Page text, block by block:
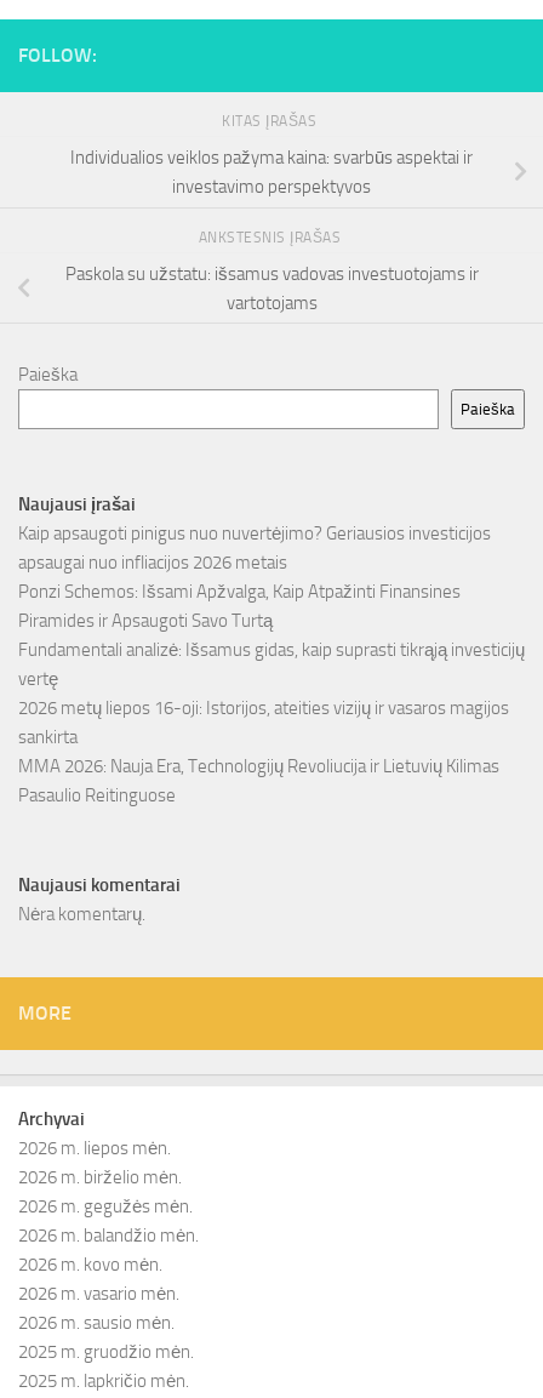
FOLLOW:
KITAS ĮRAŠAS
Individualios veiklos pažyma kaina: svarbūs aspektai ir
investavimo perspektyvos
ANKSTESNIS ĮRAŠAS
Paskola su užstatu: išsamus vadovas investuotojams ir
vartotojams
Paieška
Paieška
Naujausi įrašai
Kaip apsaugoti pinigus nuo nuvertėjimo? Geriausios investicijos
apsaugai nuo infliacijos 2026 metais
Ponzi Schemos: Išsami Apžvalga, Kaip Atpažinti Finansines
Piramides ir Apsaugoti Savo Turtą
Fundamentali analizė: Išsamus gidas, kaip suprasti tikrąją investicijų
vertę
2026 metų liepos 16-oji: Istorijos, ateities vizijų ir vasaros magijos
sankirta
MMA 2026: Nauja Era, Technologijų Revoliucija ir Lietuvių Kilimas
Pasaulio Reitinguose
Naujausi komentarai
Nėra komentarų.
MORE
Archyvai
2026 m. liepos mėn.
2026 m. birželio mėn.
2026 m. gegužės mėn.
2026 m. balandžio mėn.
2026 m. kovo mėn.
2026 m. vasario mėn.
2026 m. sausio mėn.
2025 m. gruodžio mėn.
2025 m. lapkričio mėn.